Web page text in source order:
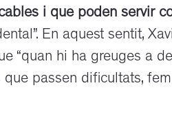
i que poden servir
En aquest sentit,
“quan hi ha greuges a
passen dificultats,